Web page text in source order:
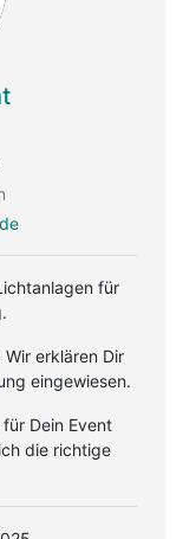
für
erklären Dir
eingewiesen.
Dein Event
die richtige